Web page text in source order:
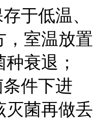
于低温、
，室温放置
衰退；
件下进
灭菌再做丢